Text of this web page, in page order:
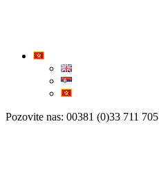
Pozovite nas: 00381 (0)33 711 705